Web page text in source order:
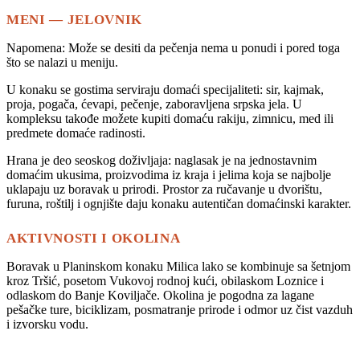
MENI — JELOVNIK
Napomena: Može se desiti da pečenja nema u ponudi i pored toga
što se nalazi u meniju.
U konaku se gostima serviraju domaći specijaliteti: sir, kajmak,
proja, pogača, ćevapi, pečenje, zaboravljena srpska jela. U
kompleksu takođe možete kupiti domaću rakiju, zimnicu, med ili
predmete domaće radinosti.
Hrana je deo seoskog doživljaja: naglasak je na jednostavnim
domaćim ukusima, proizvodima iz kraja i jelima koja se najbolje
uklapaju uz boravak u prirodi. Prostor za ručavanje u dvorištu,
furuna, roštilj i ognjište daju konaku autentičan domaćinski karakter.
AKTIVNOSTI I OKOLINA
Boravak u Planinskom konaku Milica lako se kombinuje sa šetnjom
kroz Tršić, posetom Vukovoj rodnoj kući, obilaskom Loznice i
odlaskom do Banje Koviljače. Okolina je pogodna za lagane
pešačke ture, biciklizam, posmatranje prirode i odmor uz čist vazduh
i izvorsku vodu.